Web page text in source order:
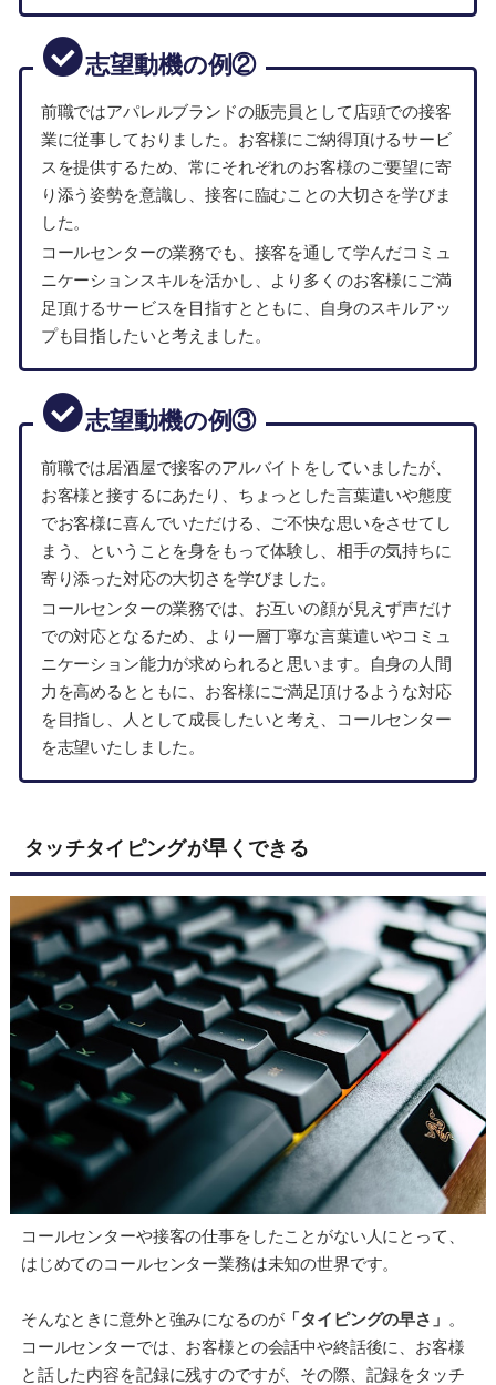
志望動機の例②
前職ではアパレルブランドの販売員として店頭での接客
業に従事しておりました。お客様にご納得頂けるサービ
スを提供するため、常にそれぞれのお客様のご要望に寄
り添う姿勢を意識し、接客に臨むことの大切さを学びま
した。
コールセンターの業務でも、接客を通して学んだコミュ
ニケーションスキルを活かし、より多くのお客様にご満
足頂けるサービスを目指すとともに、自身のスキルアッ
プも目指したいと考えました。
志望動機の例③
前職では居酒屋で接客のアルバイトをしていましたが、
お客様と接するにあたり、ちょっとした言葉遣いや態度
でお客様に喜んでいただける、ご不快な思いをさせてし
まう、ということを身をもって体験し、相手の気持ちに
寄り添った対応の大切さを学びました。
コールセンターの業務では、お互いの顔が見えず声だけ
での対応となるため、より一層丁寧な言葉遣いやコミュ
ニケーション能力が求められると思います。自身の人間
力を高めるとともに、お客様にご満足頂けるような対応
を目指し、人として成長したいと考え、コールセンター
を志望いたしました。
タッチタイピングが早くできる
コールセンターや接客の仕事をしたことがない人にとって、
はじめてのコールセンター業務は未知の世界です。
そんなときに意外と強みになるのが「タイピングの早さ」 。
コールセンターでは、お客様との会話中や終話後に、お客様
と話した内容を記録に残すのですが、その際、記録をタッチ